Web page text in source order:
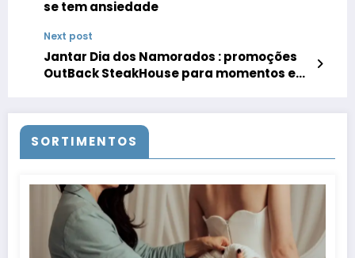
se tem ansiedade
Next post
Jantar Dia dos Namorados : promoções
OutBack SteakHouse para momentos em
SORTIMENTOS